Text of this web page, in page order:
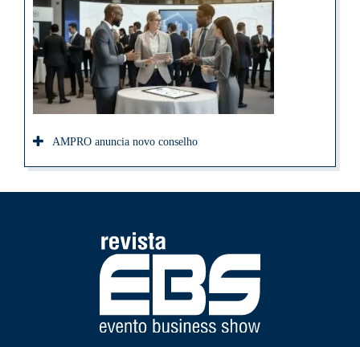
AMPRO anuncia novo conselho